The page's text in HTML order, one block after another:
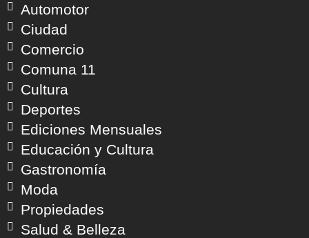
Automotor
Ciudad
Comercio
Comuna 11
Cultura
Deportes
Ediciones Mensuales
Educación y Cultura
Gastronomía
Moda
Propiedades
Salud & Belleza